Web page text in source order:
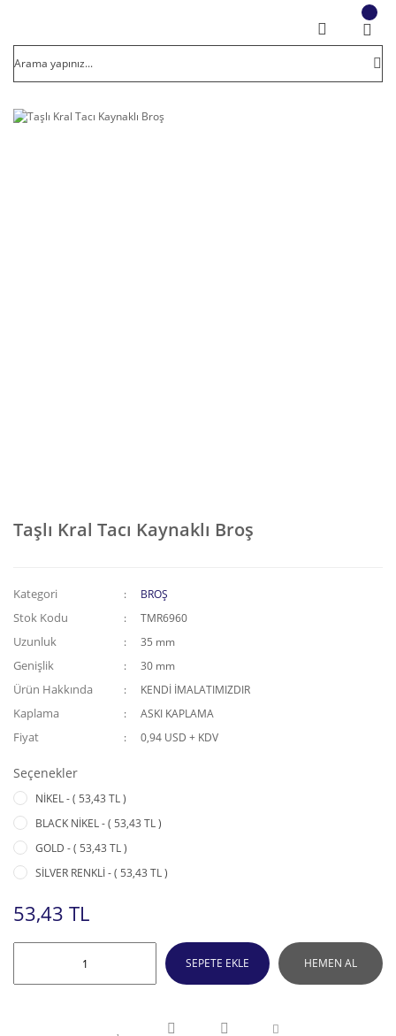
Taşlı Kral Tacı Kaynaklı Broş
Kategori BROŞ
Stok Kodu TMR6960
Uzunluk 35 mm
Genişlik 30 mm
Ürün Hakkında KENDİ İMALATIMIZDIR
Kaplama ASKI KAPLAMA
Fiyat 0,94 USD + KDV
Seçenekler
NİKEL - ( 53,43 TL )
BLACK NİKEL - ( 53,43 TL )
GOLD - ( 53,43 TL )
SİLVER RENKLİ - ( 53,43 TL )
53,43 TL
SEPETE EKLE HEMEN AL